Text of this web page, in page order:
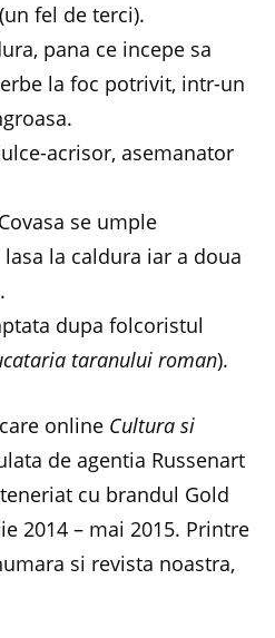
fel de terci).
pana ce incepe sa
la foc potrivit, intr-un
acrisor, asemanator
Covasa se umple
la caldura iar a doua
dupa folcoristul
taranului roman).
online Cultura si
de agentia Russenart
cu brandul Gold
2014 – mai 2015. Printre
si revista noastra,